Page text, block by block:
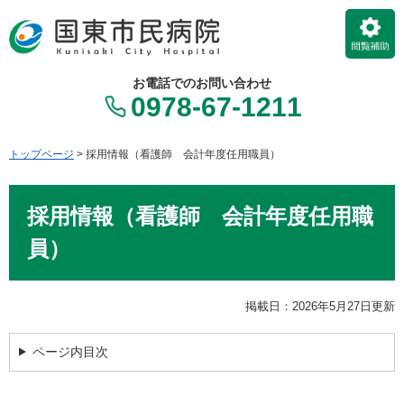
ー
ジ
ニ
ュ
て
お電話でのお問い合わせ
0978-67-1211
トップページ > 採用情報（看護師 会計年度任用職員）
採用情報（看護師 会計年度任用職
員）
掲載日：2026年5月27日更新
ページ内目次